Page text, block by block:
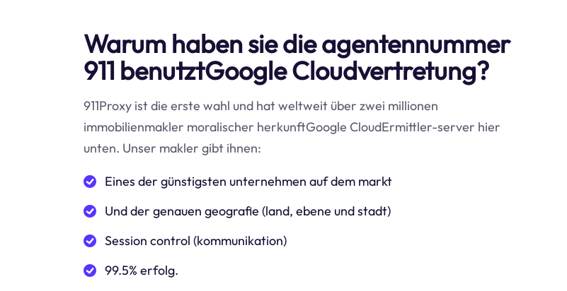
Warum haben sie die agentennummer
911 benutztGoogle Cloudvertretung?
911Proxy ist die erste wahl und hat weltweit über zwei millionen
immobilienmakler moralischer herkunftGoogle CloudErmittler-server hier
unten. Unser makler gibt ihnen:
Eines der günstigsten unternehmen auf dem markt
Und der genauen geografie (land, ebene und stadt)
Session control (kommunikation)
99.5% erfolg.